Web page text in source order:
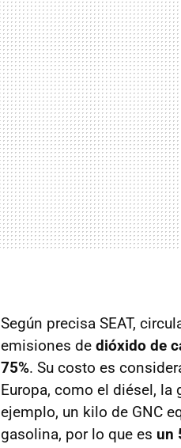
Según precisa SEAT,
emisiones de dióxido de
75%. Su costo es
Europa, como el diésel, la
ejemplo, un kilo de GNC
gasolina, por lo que es un